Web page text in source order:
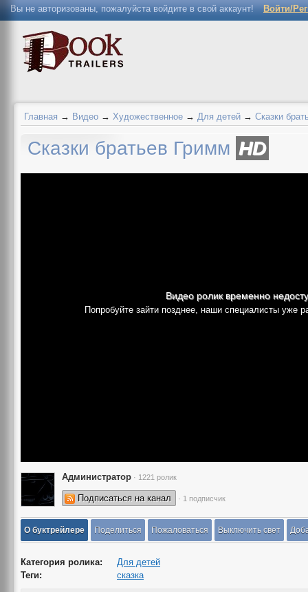
Вы не авторизованы, пожалуйста войдите в свой аккаунт! Войти/
Главная → Видео → Художественное → Для детей → Сказки
Сказки братьев Гримм HD
Видео ролик временно
Попробуйте зайти позднее, наши специалисты уже
Администратор · 1221 ролик
Подписаться на канал · 1 подписчик
О буктрейлере Поделиться Пожаловаться Выключить свет
Категория ролика:
Для детей
Теги:
сказка